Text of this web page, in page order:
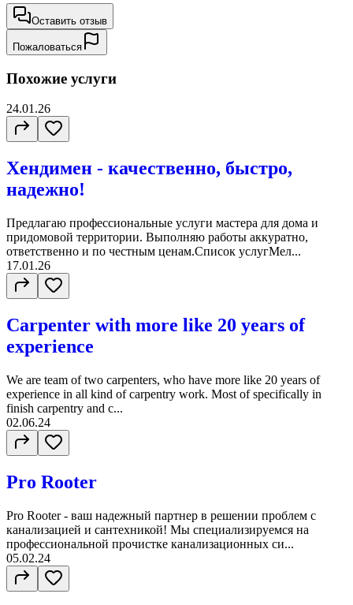
Оставить отзыв
Пожаловаться
Похожие услуги
24.01.26
Хендимен - качественно, быстро,
надежно!
Предлагаю профессиональные услуги мастера для дома и
придомовой территории. Выполняю работы аккуратно,
ответственно и по честным ценам.Список услугМел...
17.01.26
Carpenter with more like 20 years of
experience
We are team of two carpenters, who have more like 20 years of
experience in all kind of carpentry work. Most of specifically in
finish carpentry and c...
02.06.24
Pro Rooter
Pro Rooter - ваш надежный партнер в решении проблем с
канализацией и сантехникой! Мы специализируемся на
профессиональной прочистке канализационных си...
05.02.24